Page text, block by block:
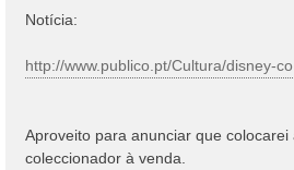
m
Notícia:
http://www.publico.pt/Cultura/disney-
Aproveito para anunciar que colocarei
coleccionador à venda.